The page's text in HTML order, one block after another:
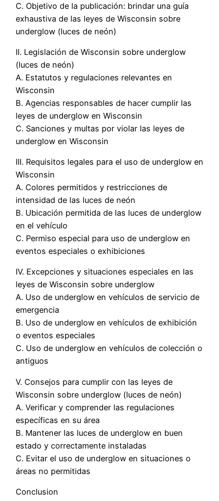
C. Objetivo de la publicación: brindar una guía
exhaustiva de las leyes de Wisconsin sobre
underglow (luces de neón)
II. Legislación de Wisconsin sobre underglow
(luces de neón)
A. Estatutos y regulaciones relevantes en
Wisconsin
B. Agencias responsables de hacer cumplir las
leyes de underglow en Wisconsin
C. Sanciones y multas por violar las leyes de
underglow en Wisconsin
III. Requisitos legales para el uso de underglow en
Wisconsin
A. Colores permitidos y restricciones de
intensidad de las luces de neón
B. Ubicación permitida de las luces de underglow
en el vehículo
C. Permiso especial para uso de underglow en
eventos especiales o exhibiciones
IV. Excepciones y situaciones especiales en las
leyes de Wisconsin sobre underglow
A. Uso de underglow en vehículos de servicio de
emergencia
B. Uso de underglow en vehículos de exhibición
o eventos especiales
C. Uso de underglow en vehículos de colección o
antiguos
V. Consejos para cumplir con las leyes de
Wisconsin sobre underglow (luces de neón)
A. Verificar y comprender las regulaciones
específicas en su área
B. Mantener las luces de underglow en buen
estado y correctamente instaladas
C. Evitar el uso de underglow en situaciones o
áreas no permitidas
Conclusion